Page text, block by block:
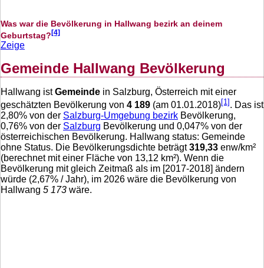
Was war die Bevölkerung in Hallwang bezirk an deinem
Geburtstag?[4]
Zeige
Gemeinde Hallwang Bevölkerung
Hallwang istGemeinde in Salzburg, Österreich mit einer
geschätzten Bevölkerung von 4 189 (am 01.01.2018)[1] . Das ist
2,80% von der Salzburg-Umgebung bezirk Bevölkerung,
0,76% von der Salzburg Bevölkerung und 0,047% von der
österreichischen Bevölkerung. Hallwang status: Gemeinde
ohne Status. Die Bevölkerungsdichte beträgt319,33 enw/km²
(berechnet mit einer Fläche von 13,12 km²). Wenn die
Bevölkerung mit gleich Zeitmaß als im [2017-2018] ändern
würde (2,67% / Jahr), im 2026 wäre die Bevölkerung von
Hallwang 5 173 wäre.